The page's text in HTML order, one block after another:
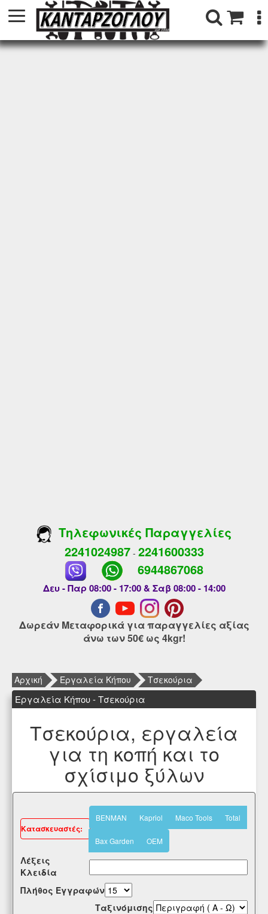
Τηλεφωνικές Παραγγελίες
2241024987- 2241600333
6944867068
Δευ - Παρ 08:00 - 17:00 & Σαβ 08:00 - 14:00
Δωρεάν Μεταφορικά για παραγγελίες αξίας
άνω των 50€ ως 4kgr!
Αρχική Εργαλεία Κήπου Τσεκούρια
Εργαλεία Κήπου - Τσεκούρια
Τσεκούρια, εργαλεία
για τη κοπή και το
σχίσιμο ξύλων
Kατασκευαστές:
BENMAN Kapriol Maco Tools Total
Bax Garden OEM
Λέξεις
Κλειδία
Πλήθος Εγγραφών
Tαξινόμισης